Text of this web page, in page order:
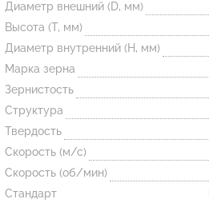
Огнеупорные
изделия
Скачать каталог
Тигель
Муфель
Черпак
Шербер
Диаметр внешний (D, мм)
Высота (T, мм)
Диаметр внутренний (H, мм)
Марка зерна
Зернистость
Структура
Твердость
Скорость (м/с)
Скорость (об/мин)
Стандарт